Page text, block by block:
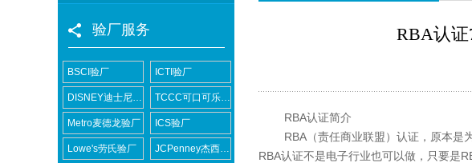
验厂服务
BSCI验厂 ICTI验厂
DISNEY迪士尼验厂 TCCC可口可乐验厂
Metro麦德龙验厂 ICS验厂
Lowe's劳氏验厂 JCPenney杰西潘尼验厂
RBA认
RBA认证简介
RBA（责任商业联盟）认证，原本是为
RBA认证不是电子行业也可以做，只要是